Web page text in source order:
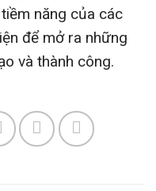
năng của các
để mở ra những
và thành công.